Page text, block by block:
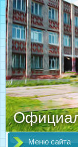
Меню сайта